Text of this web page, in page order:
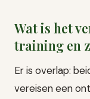
Wat is het
training en
Er is overlap:
vereisen een